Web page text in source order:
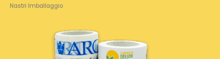
Nastri Imballaggio